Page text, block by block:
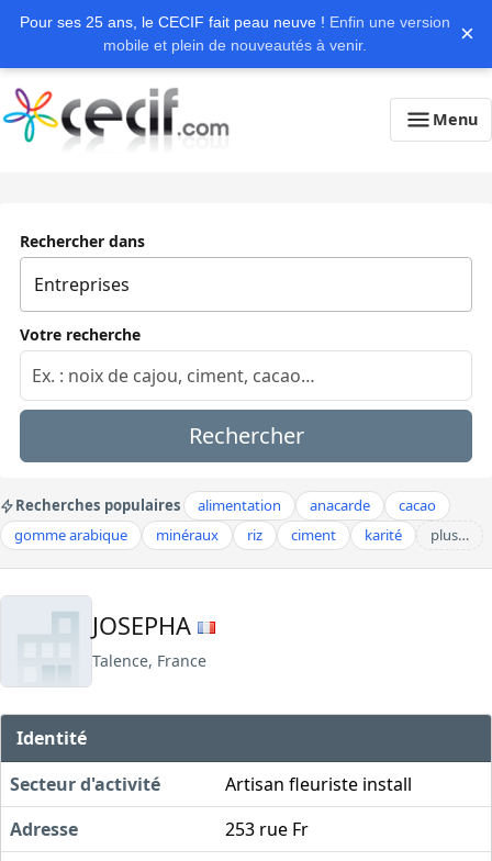
Pour ses 25 ans, le CECIF fait peau neuve ! Enfin une version
mobile et plein de nouveautés à venir.
×
Menu
Rechercher dans
Votre recherche
Rechercher
Recherches populaires alimentation anacarde
cacao
gomme arabique
minéraux riz ciment karité plus…
JOSEPHA
Talence, France
Identité
Secteur d'activité
Artisan fleuriste install
Adresse
253 rue Fr